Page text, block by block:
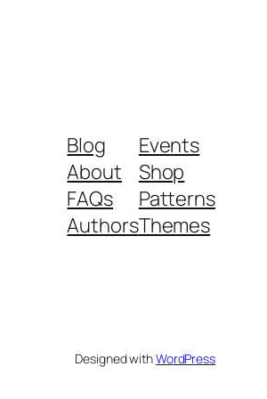
Blog
About
FAQs
Authors
Events
Shop
Patterns
Themes
Designed withWordPress